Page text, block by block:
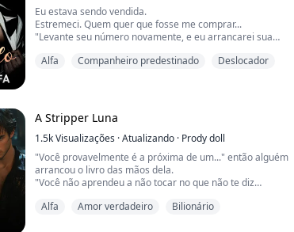
Eu estava sendo vendida.
Estremeci. Quem quer que fosse me comprar...
"Levante seu número novamente, e eu arrancarei sua
Quem quer que fosse, era violento. Ouvi um sibilo de dor e
"Vou te desamarrar agora, certo?"
"Você cheira tão bem..." ele gemeu e c...
Alfa Companheiro predestinado Deslocador
A Stripper Luna
1.5kVisualizações ·Atualizando · Prody doll
"Você provavelmente é a próxima de um..." então alguém
arrancou o livro das mãos dela.
"Você não aprendeu a não tocar no que não te diz
"Eu, eu, eu não sabia que você ficaria bravo, eu..." Ela
Alfa Amor verdadeiro Bilionário